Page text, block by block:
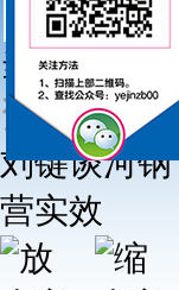
当前位置1:
资讯 » 正文
刘键谈河
营实效